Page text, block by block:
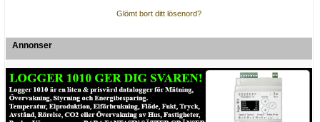
Glömt bort ditt lösenord?
Annonser